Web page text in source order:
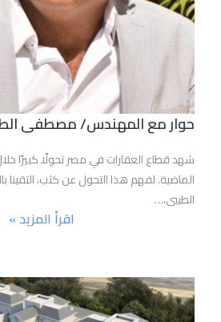
حوار مع المهندس/ مصطفى
شهد قطاع العقارات في مصر تحولًا كبيرًا
الماضية. لفهم هذا التحول عن كثب،
الطيبى،…
اقرأ المزيد »